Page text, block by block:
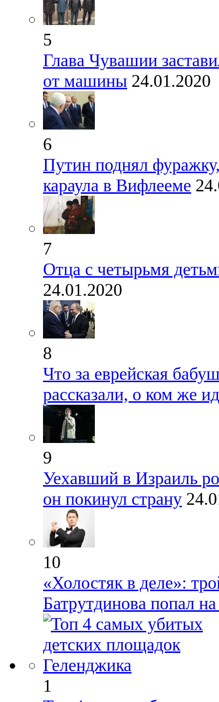
5
Глава Чувашии
от машины 24.01.2020
6
Путин поднял
караула в Вифлееме
7
Отца с четырьмя
24.01.2020
8
Что за еврейская
рассказали, о ком же
9
Уехавший в Израиль
он покинул страну
10
«Холостяк в деле»:
Батрутдинова попал
1